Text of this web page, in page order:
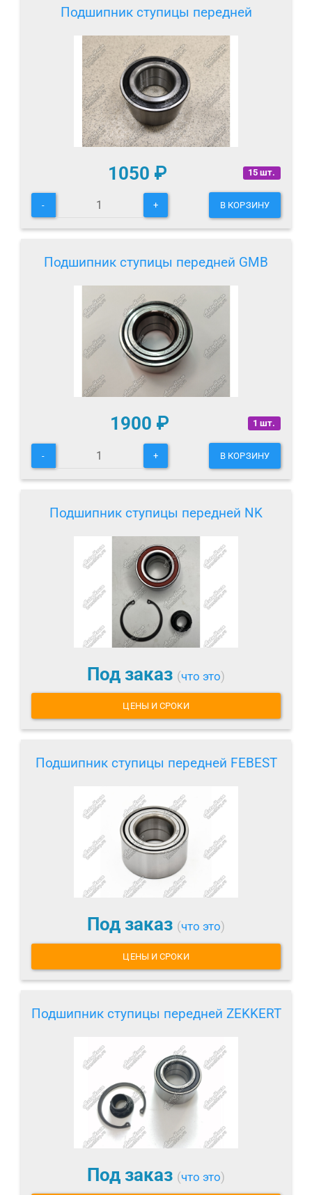
Подшипник ступицы передней
15 шт.
1050 ₽
- + В КОРЗИНУ
Подшипник ступицы передней GMB
1 шт.
1900 ₽
- + В КОРЗИНУ
Подшипник ступицы передней NK
Под заказ (что это)
ЦЕНЫ И СРОКИ
Подшипник ступицы передней FEBEST
Под заказ (что это)
ЦЕНЫ И СРОКИ
Подшипник ступицы передней ZEKKERT
Под заказ (что это)